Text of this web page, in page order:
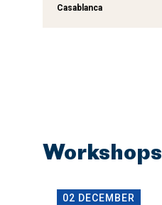
Casablanca
Workshops
02 DECEMBER